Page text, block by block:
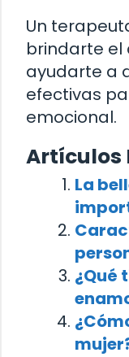
Un
brindarte el
ayudarte a
efectivas
emocional.
Artículos
La
¿Qué